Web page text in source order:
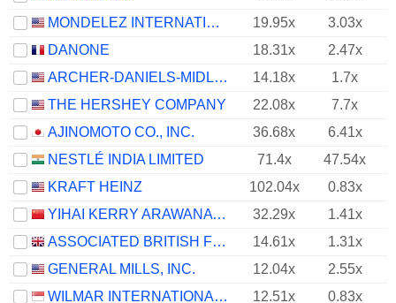
MONDELEZ INTERNATIONAL, INC.
19.95x
3.03x
DANONE
18.31x
2.47x
ARCHER-DANIELS-MIDLAND COMPANY
14.18x
1.7x
THE HERSHEY COMPANY
22.08x
7.7x
AJINOMOTO CO., INC.
36.68x 6.41x
NESTLÉ INDIA LIMITED
71.4x
47.54x
KRAFT HEINZ
102.04x
0.83x
YIHAI KERRY ARAWANA HOLDINGS CO., LTD
32.29x
1.41x
ASSOCIATED BRITISH FOODS PLC
14.61x
1.31x
GENERAL MILLS, INC.
12.04x
2.55x
WILMAR INTERNATIONAL LIMITED
12.51x
0.83x